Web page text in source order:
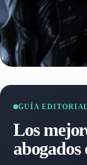
GUÍA
Los